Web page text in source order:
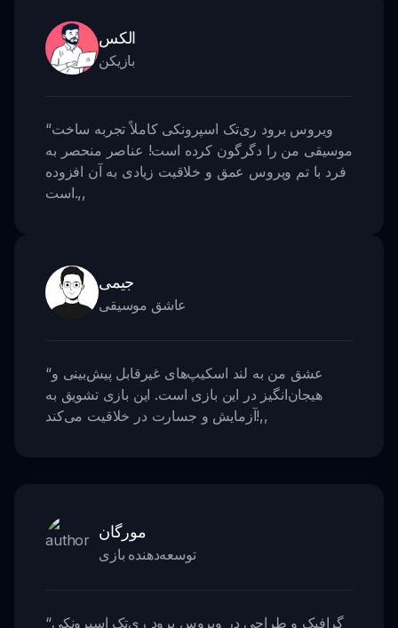
الکس
بازیکن
“ویروس برود ری‌تک اسپرونکی کاملاً تجربه ساخت
موسیقی من را دگرگون کرده است! عناصر منحصر به
فرد با تم ویروس عمق و خلاقیت زیادی به آن افزوده
است.,,
جیمی
عاشق موسیقی
“عشق من به لند اسکیپ‌های غیرقابل پیش‌بینی و
هیجان‌انگیز در این بازی است. این بازی تشویق به
آزمایش و جسارت در خلاقیت می‌کند!,,
مورگان
توسعه‌دهنده بازی
“گرافیک و طراحی در ویروس برود ری‌تک اسپرونکی